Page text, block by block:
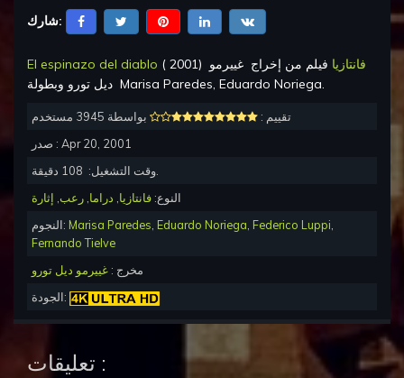
شارك:
El espinazo del diablo ( 2001) فانتازيا فيلم من إخراج غييرمو
ديل تورو Marisa Paredes, Eduardo Noriega.
تقييم :
بواسطة 3945 مستخدم
صدر : Apr 20, 2001
وقت التشغيل: 108
النوع: فانتازيا دراما رعب إثارة
النجوم: Marisa Paredes Eduardo Noriega Federico Luppi
Fernando Tielve
مخرج : غييرمو ديل تورو
الجودة:
تعليقات :